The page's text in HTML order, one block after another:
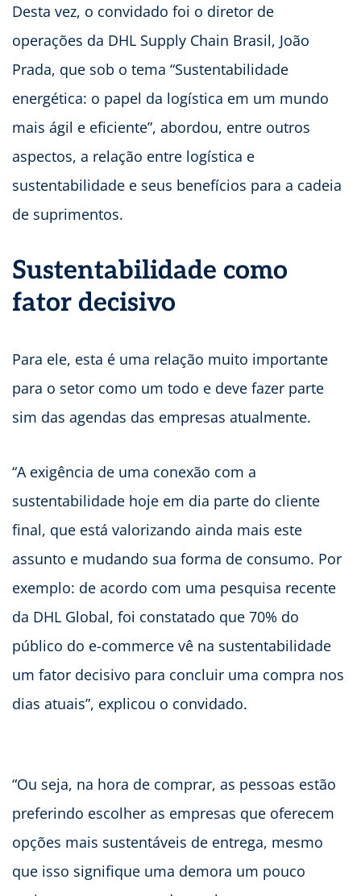
Desta vez, o convidado foi o diretor de
operações da DHL Supply Chain Brasil, João
Prada, que sob o tema “Sustentabilidade
energética: o papel da logística em um mundo
mais ágil e eficiente”, abordou, entre outros
aspectos, a relação entre logística e
sustentabilidade e seus benefícios para a cadeia
de suprimentos.
Sustentabilidade como
fator decisivo
Para ele, esta é uma relação muito importante
para o setor como um todo e deve fazer parte
sim das agendas das empresas atualmente.
“A exigência de uma conexão com a
sustentabilidade hoje em dia parte do cliente
final, que está valorizando ainda mais este
assunto e mudando sua forma de consumo. Por
exemplo: de acordo com uma pesquisa recente
da DHL Global, foi constatado que 70% do
público do e-commerce vê na sustentabilidade
um fator decisivo para concluir uma compra nos
dias atuais”, explicou o convidado.
“Ou seja, na hora de comprar, as pessoas estão
preferindo escolher as empresas que oferecem
opções mais sustentáveis de entrega, mesmo
que isso signifique uma demora um pouco